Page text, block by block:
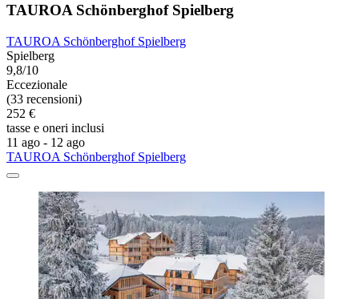
TAUROA Schönberghof Spielberg
TAUROA Schönberghof Spielberg
Spielberg
9,8/10
Eccezionale
(33 recensioni)
252 €
tasse e oneri inclusi
11 ago - 12 ago
TAUROA Schönberghof Spielberg